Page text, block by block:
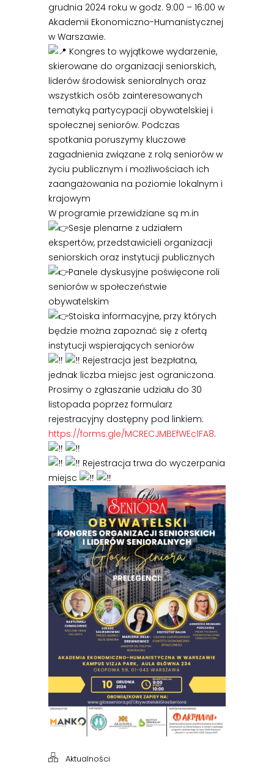
grudnia 2024 roku w godz. 9:00 – 16:00 w
Akademii Ekonomiczno-Humanistycznej
w Warszawie.
Kongres to wyjątkowe wydarzenie,
skierowane do organizacji seniorskich,
liderów środowisk senioralnych oraz
wszystkich osób zainteresowanych
tematyką partycypacji obywatelskiej i
społecznej seniorów. Podczas
spotkania poruszymy kluczowe
zagadnienia związane z rolą seniorów w
życiu publicznym i możliwościach ich
zaangażowania na poziomie lokalnym i
krajowym
W programie przewidziane są m.in
Sesje plenarne z udziałem
ekspertów, przedstawicieli organizacji
seniorskich oraz instytucji publicznych
Panele dyskusyjne poświęcone roli
seniorów w społeczeństwie
obywatelskim
Stoiska informacyjne, przy których
będzie można zapoznać się z ofertą
instytucji wspierających seniorów
Rejestracja jest bezpłatna,
jednak liczba miejsc jest ograniczona.
Prosimy o zgłaszanie udziału do 30
listopada poprzez formularz
rejestracyjny dostępny pod linkiem:
https://forms.gle/MCRECJMBEfWEc1FA8.
Rejestracja trwa do wyczerpania
miejsc
Aktualności